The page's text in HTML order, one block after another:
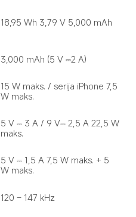
18,95 Wh 3,79 V 5,000 mAh
3,000 mAh (5 V ⎓2 A)
15 W maks. / serija iPhone 7,5
W maks.
5 V ⎓ 3 A / 9 V⎓ 2,5 A 22,5 W
maks.
5 V ⎓ 1,5 A 7,5 W maks. + 5
W maks.
120 – 147 kHz